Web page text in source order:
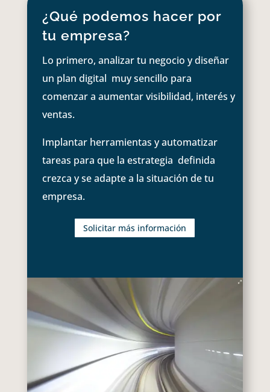
¿Qué podemos hacer por
tu empresa?
Lo primero, analizar tu negocio y diseñar
un plan digital muy sencillo para
comenzar a aumentar visibilidad, interés y
ventas.
Implantar herramientas y automatizar
tareas para que la estrategia definida
crezca y se adapte a la situación de tu
empresa.
Solicitar más información